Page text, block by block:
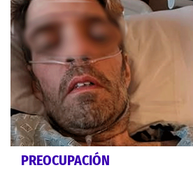
PREOCUPACIÓN